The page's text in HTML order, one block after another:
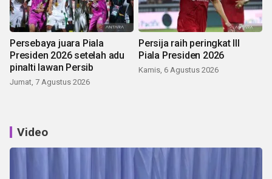
Persebaya juara Piala
Presiden 2026 setelah adu
pinalti lawan Persib
Jumat, 7 Agustus 2026
Persija raih peringkat III
Piala Presiden 2026
Kamis, 6 Agustus 2026
Video